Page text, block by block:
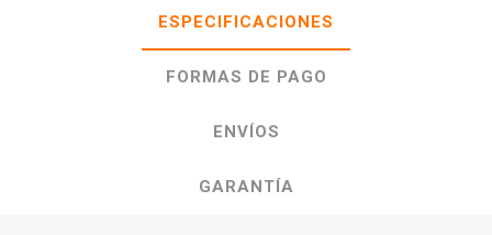
ESPECIFICACIONES
FORMAS DE PAGO
ENVÍOS
GARANTÍA